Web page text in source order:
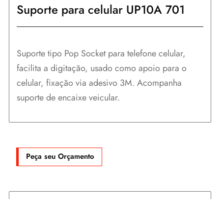
Suporte para celular UP10A 701
Suporte tipo Pop Socket para telefone celular,
facilita a digitação, usado como apoio para o
celular, fixação via adesivo 3M. Acompanha
suporte de encaixe veicular.
Peça seu Orçamento